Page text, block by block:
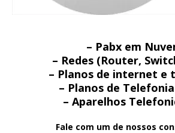
– Pabx em
– Redes (Router,
– Planos de internet e
– Planos de
– Aparelhos
Fale com um de nossos